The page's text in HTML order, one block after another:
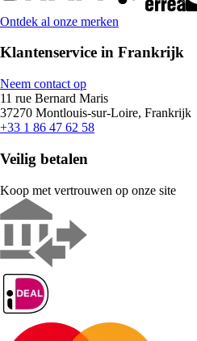
Ontdek al onze merken
Klantenservice in Frankrijk
Neem contact op
11 rue Bernard Maris
37270 Montlouis-sur-Loire, Frankrijk
+33 1 86 47 62 58
Veilig betalen
Koop met vertrouwen op onze site